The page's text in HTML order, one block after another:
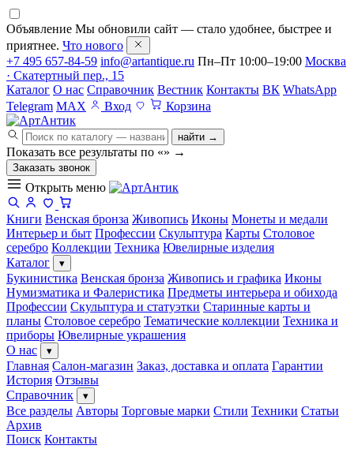
Объявление Мы обновили сайт — стало удобнее, быстрее и
приятнее. Что нового
+7 495 657-84-59 info@artantique.ru Пн–Пт 10:00–19:00 Москва
· Скатертный пер., 15
Каталог О нас Справочник Вестник Контакты ВК WhatsApp
Telegram MAX Вход Корзина
найти →
Показать все результаты по «» →
Заказать звонок
Открыть меню
Книги Венская бронза Живопись Иконы Монеты и медали
Интерьер и быт Профессии Скульптура Карты Столовое
серебро Коллекции Техника Ювелирные изделия
Каталог
▾
Букинистика Венская бронза Живопись и графика Иконы
Нумизматика и Фалеристика Предметы интерьера и обихода
Профессии Скульптура и статуэтки Старинные карты и
планы Столовое серебро Тематические коллекции Техника и
приборы Ювелирные украшения
О нас
▾
Главная Салон-магазин Заказ, доставка и оплата Гарантии
История Отзывы
Справочник
▾
Все разделы Авторы Торговые марки Стили Техники Статьи
Архив
Поиск Контакты